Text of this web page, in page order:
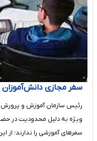
سفر مجازی دانش‌آموزان
رئیس سازمان آموزش و پرورش
ویژه به دلیل محدودیت در
سفرهای آموزشی را ندارند؛ از